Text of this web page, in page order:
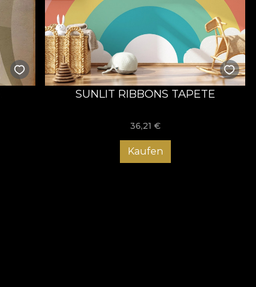
SUNLIT RIBBONS TAPETE
36,21 €
Kaufen